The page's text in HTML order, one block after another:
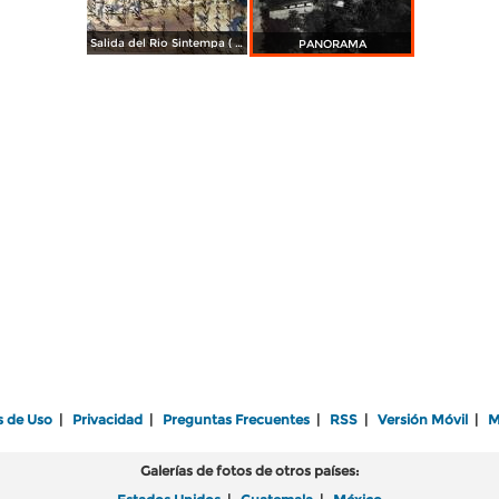
Salida del Rio Sintempa ( Circulada el 27 de Diciembre de 1906 ). PANORAMA
de Uso Privacidad Preguntas Frecuentes RSS Versión Móvil
Galerías de fotos de otros países: